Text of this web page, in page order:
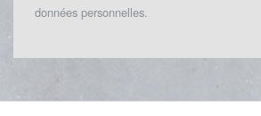
données personnelles.